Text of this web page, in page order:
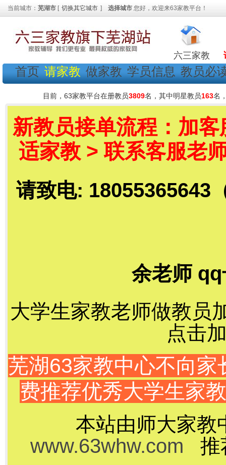
当前城市： 芜湖市 [ 切换其它城市 ] 选择城市 您好，欢迎来63家教平台！
六三家教
首页 请家教 做家教 学员信息 教员必
目前，63家教平台在册教员3809名，其中明星教员163名
新教员接单流程：加
适家教 > 联系客服老
请致电: 18055365643
余老师
大学生家教老师做教员
点击
芜湖63家教中心不向
费推荐优秀大学生家
本站由师大家教
www.63whw.com 推